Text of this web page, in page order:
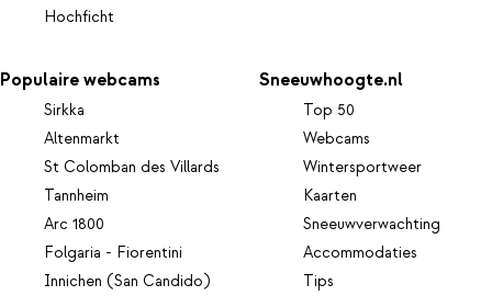
Hochficht
Populaire webcams
Sirkka
Altenmarkt
St Colomban des Villards
Tannheim
Arc 1800
Folgaria - Fiorentini
Innichen (San Candido)
Sneeuwhoogte.nl
Top 50
Webcams
Wintersportweer
Kaarten
Sneeuwverwachting
Accommodaties
Tips